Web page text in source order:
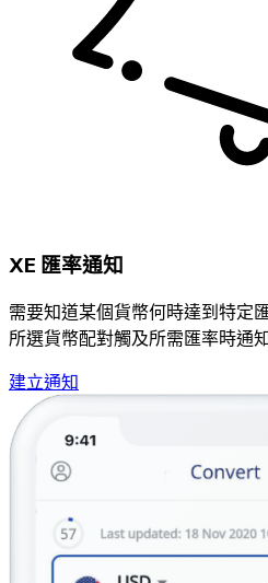
XE 匯率通知
需要知道某個貨幣何時達到特定
所選貨幣配對觸及所需匯率時通
建立通知